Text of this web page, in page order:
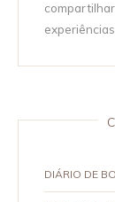
DIÁRIO DE